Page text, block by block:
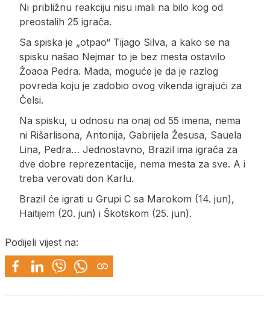
Ni približnu reakciju nisu imali na bilo kog od
preostalih 25 igrača.
Sa spiska je „otpao“ Tijago Silva, a kako se na
spisku našao Nejmar to je bez mesta ostavilo
Žoaoa Pedra. Mada, moguće je da je razlog
povreda koju je zadobio ovog vikenda igrajući za
Čelsi.
Na spisku, u odnosu na onaj od 55 imena, nema
ni Rišarlisona, Antonija, Gabrijela Žesusa, Sauela
Lina, Pedra… Jednostavno, Brazil ima igrača za
dve dobre reprezentacije, nema mesta za sve. A i
treba verovati don Karlu.
Brazil će igrati u Grupi C sa Marokom (14. jun),
Haitijem (20. jun) i Škotskom (25. jun).
Podijeli vijest na: